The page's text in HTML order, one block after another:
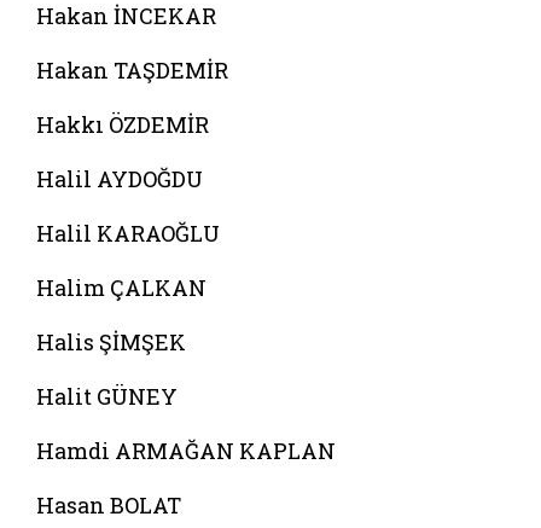
Hakan İNCEKAR
Hakan TAŞDEMİR
Hakkı ÖZDEMİR
Halil AYDOĞDU
Halil KARAOĞLU
Halim ÇALKAN
Halis ŞİMŞEK
Halit GÜNEY
Hamdi ARMAĞAN KAPLAN
Hasan BOLAT